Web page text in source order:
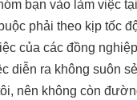
bạn vào làm việc
phải theo kịp tốc
của các đồng
diễn ra không suôn
nên không còn